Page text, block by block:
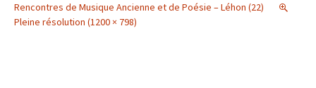
Rencontres de Musique Ancienne et de Poésie – Léhon (22)
Pleine résolution (1200 × 798)